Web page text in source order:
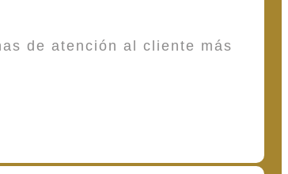
de atención al cliente más